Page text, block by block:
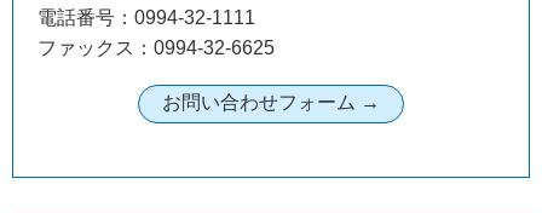
電話番号：0994-32-1111
ファックス：0994-32-6625